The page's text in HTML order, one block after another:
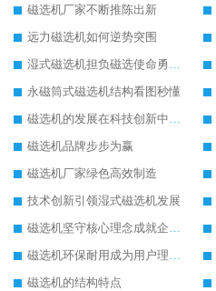
磁选机厂家不断推陈出新
远力磁选机如何逆势突围
湿式磁选机担负磁选使命勇往直前
永磁筒式磁选机结构看图秒懂
磁选机的发展在科技创新中成为焦点
磁选机品牌步步为赢
磁选机厂家绿色高效制造
技术创新引领湿式磁选机发展
磁选机坚守核心理念成就企业辉煌
磁选机环保耐用成为用户理想选择
磁选机的结构特点